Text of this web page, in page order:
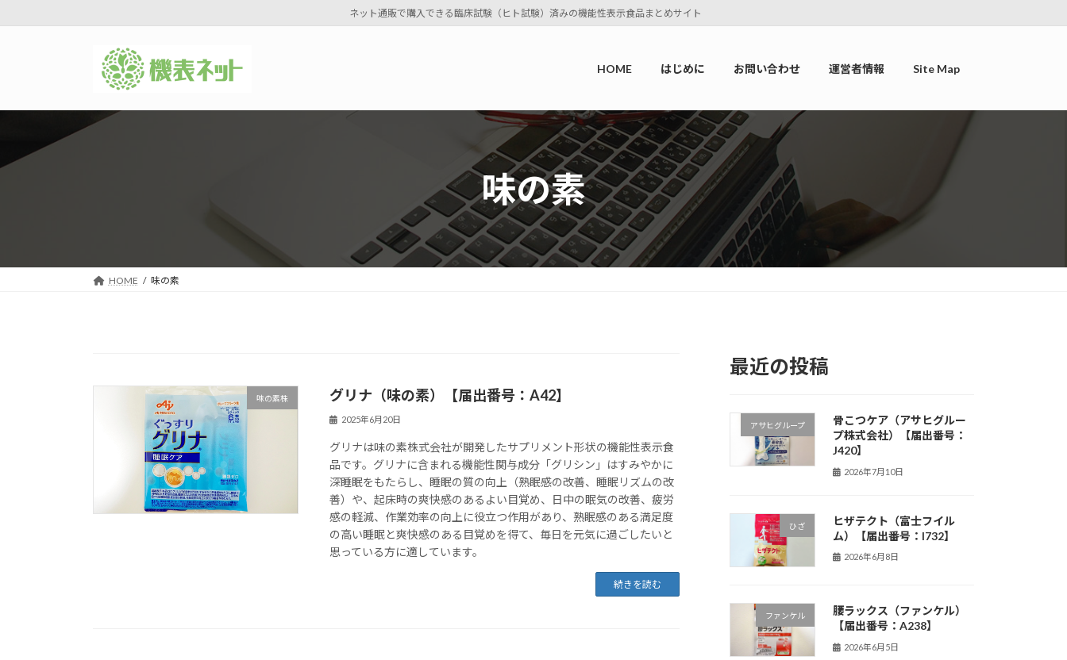
ツ
ス
シ
ン
ネット通販で購入できる臨床試験（ヒト試験）済みの機能性表示食品まとめサイト
HOME はじめに お問い合わせ 運営者情報 Site Map
味の素
HOME 味の素
味の素株 グリナ（味の素）【届出番号：A42】
2025年6月20日
グリナは味の素株式会社が開発したサプリメント形状の機能性表示食
品です。グリナに含まれる機能性関与成分「グリシン」はすみやかに
深睡眠をもたらし、睡眠の質の向上（熟眠感の改善、睡眠リズムの改
善）や、起床時の爽快感のあるよい目覚め、日中の眠気の改善、疲労
感の軽減、作業効率の向上に役立つ作用があり、熟眠感のある満足度
の高い睡眠と爽快感のある目覚めを得て、毎日を元気に過ごしたいと
思っている方に適しています。
続きを読む
最近の投稿
アサヒグループ
骨こつケア（アサヒグルー
プ株式会社）【届出番号：
J420】
2026年7月10日
ひざ
ヒザテクト（富士フイル
ム）【届出番号：I732】
2026年6月8日
ファンケル
腰ラックス（ファンケル）
【届出番号：A238】
2026年6月5日